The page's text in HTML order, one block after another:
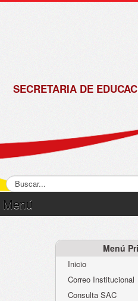
SECRETARIA DE
Menú
Atención al Ciudadano
Instituciones Educativas
Menú
Inicio
Correo Institucional
Consulta SAC
de